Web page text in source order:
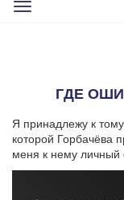
Toggle
ГДЕ
Я принадлежу к
которой Горбачёва
меня к нему личный